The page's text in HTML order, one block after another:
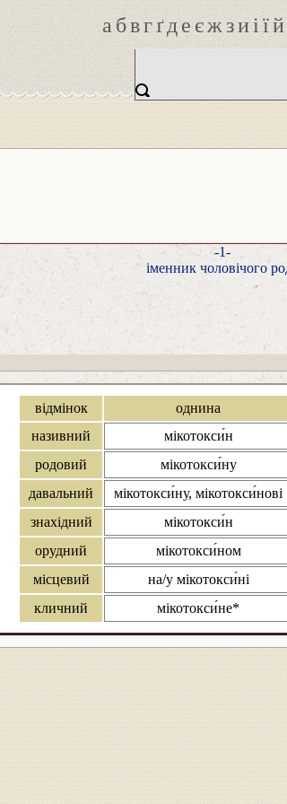
абвгґдеєжзиіїй
-1-
іменник чоловічого
відмінок однина
називний
мікотокси́н
родовий
мікотокси́ну
давальний
мікотокси́ну, мікотокси́нові
знахідний
мікотокси́н
орудний
мікотокси́ном
місцевий
на/у мікотокси́ні
кличний
мікотокси́не*